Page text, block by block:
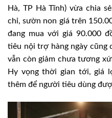
Hà, TP Hà Tĩnh) vừa chia
chỉ, sườn non giá trên
đang mua với giá 90.000
tiêu nội trợ hàng ngày cũng
vẫn còn giảm chưa tương
Hy vọng thời gian tới, giá
thêm để người tiêu dùng